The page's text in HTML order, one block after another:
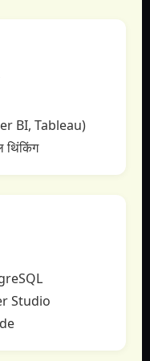
BI, Tableau)
थिंकिंग
Studio